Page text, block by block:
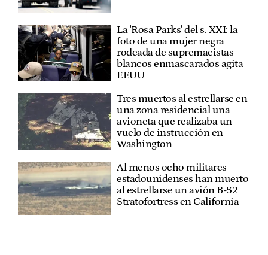
La 'Rosa Parks' del s. XXI: la
foto de una mujer negra
rodeada de supremacistas
blancos enmascarados agita
EEUU
Tres muertos al estrellarse en
una zona residencial una
avioneta que realizaba un
vuelo de instrucción en
Washington
Al menos ocho militares
estadounidenses han muerto
al estrellarse un avión B-52
Stratofortress en California